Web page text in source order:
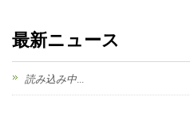
最新ニュース
読み込み中...